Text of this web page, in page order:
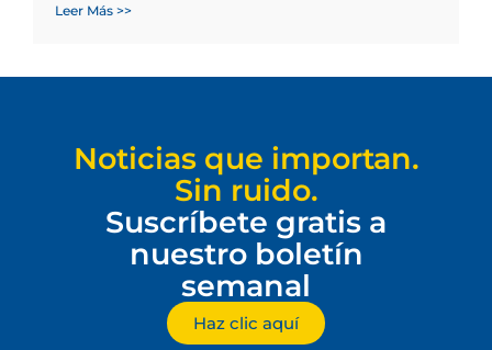
Leer Más >>
Noticias que importan.
Sin ruido.
Suscríbete gratis a
nuestro boletín
semanal
Haz clic aquí